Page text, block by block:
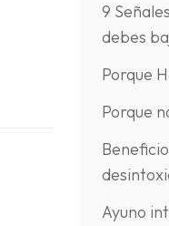
9
debes
Porque
Porque
Ayuno